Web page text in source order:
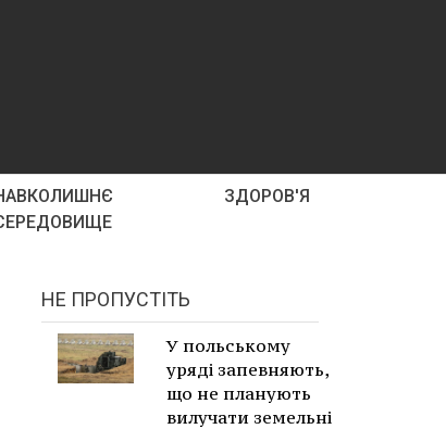
ЗДОРОВ'Я
НЕ ПРОПУСТІТЬ
У польському
уряді запевняють,
що не планують
вилучати земельні